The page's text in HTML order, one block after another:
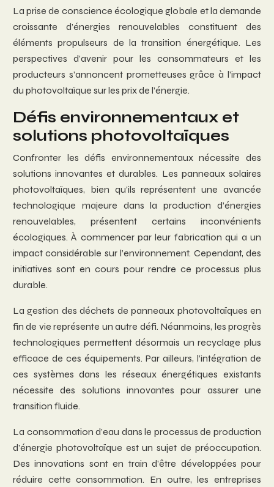
La prise de conscience écologique globale et la demande
croissante d’énergies renouvelables constituent des
éléments propulseurs de la transition énergétique. Les
perspectives d’avenir pour les consommateurs et les
producteurs s’annoncent prometteuses grâce à l’impact
du photovoltaïque sur les prix de l’énergie.
Défis environnementaux et
solutions photovoltaïques
Confronter les défis environnementaux nécessite des
solutions innovantes et durables. Les panneaux solaires
photovoltaïques, bien qu’ils représentent une avancée
technologique majeure dans la production d’énergies
renouvelables, présentent certains inconvénients
écologiques. À commencer par leur fabrication qui a un
impact considérable sur l’environnement. Cependant, des
initiatives sont en cours pour rendre ce processus plus
durable.
La gestion des déchets de panneaux photovoltaïques en
fin de vie représente un autre défi. Néanmoins, les progrès
technologiques permettent désormais un recyclage plus
efficace de ces équipements. Par ailleurs, l’intégration de
ces systèmes dans les réseaux énergétiques existants
nécessite des solutions innovantes pour assurer une
transition fluide.
La consommation d’eau dans le processus de production
d’énergie photovoltaïque est un sujet de préoccupation.
Des innovations sont en train d’être développées pour
réduire cette consommation. En outre, les entreprises